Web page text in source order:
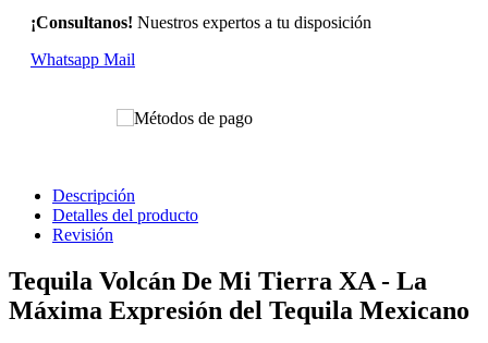
¡Consultanos! Nuestros expertos a tu disposición
Whatsapp Mail
Descripción
Detalles del producto
Revisión
Tequila Volcán De Mi Tierra XA - La
Máxima Expresión del Tequila Mexicano